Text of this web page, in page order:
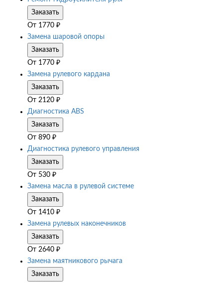
Заказать
От 1770 ₽
Замена шаровой опоры
Заказать
От 1770 ₽
Замена рулевого кардана
Заказать
От 2120 ₽
Диагностика ABS
Заказать
От 890 ₽
Диагностика рулевого управления
Заказать
От 530 ₽
Замена масла в рулевой системе
Заказать
От 1410 ₽
Замена рулевых наконечников
Заказать
От 2640 ₽
Замена маятникового рычага
Заказать